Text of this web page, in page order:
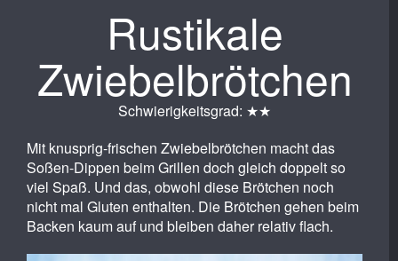
Rustikale
Zwiebelbrötchen
Schwierigkeitsgrad: ★★
Mit knusprig-frischen Zwiebelbrötchen macht das
Soßen-Dippen beim Grillen doch gleich doppelt so
viel Spaß. Und das, obwohl diese Brötchen noch
nicht mal Gluten enthalten. Die Brötchen gehen beim
Backen kaum auf und bleiben daher relativ flach.